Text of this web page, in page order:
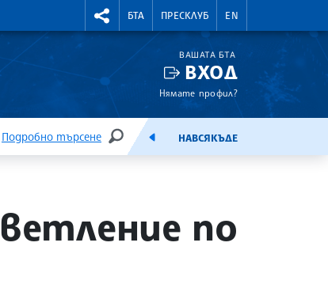
RIGHTMENU.SOCIAL
БТА ПРЕСКЛУБ EN
ВАШАТА БТА
ВХОД
Нямате профил?
Подробно търсене
ТЪРСЕНЕЕМИСИЯНАВСЯКЪДЕ
по